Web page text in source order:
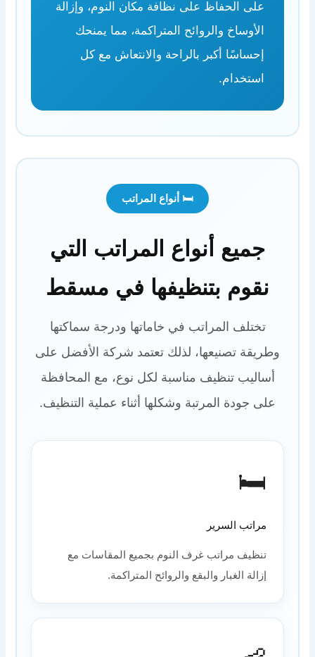
على الحفاظ على نظافة مكان النوم، وإزالة
الأوساخ والروائح المتراكمة، مما يمنحك
إحساسًا أكبر بالراحة والانتعاش مع كل
استخدام.
🛏️ أنواع المراتب
جميع أنواع المراتب التي
نقوم بتنظيفها في مسقط
تختلف المراتب في خاماتها ودرجة سماكتها
وطريقة تصنيعها، لذلك تعتمد شركة الأفضل على
أساليب تنظيف مناسبة لكل نوع، مع المحافظة
على جودة المرتبة وشكلها أثناء عملية التنظيف.
🛏️
مراتب السرير
تنظيف مراتب غرف النوم بجميع المقاسات مع
إزالة الغبار والبقع والروائح المتراكمة.